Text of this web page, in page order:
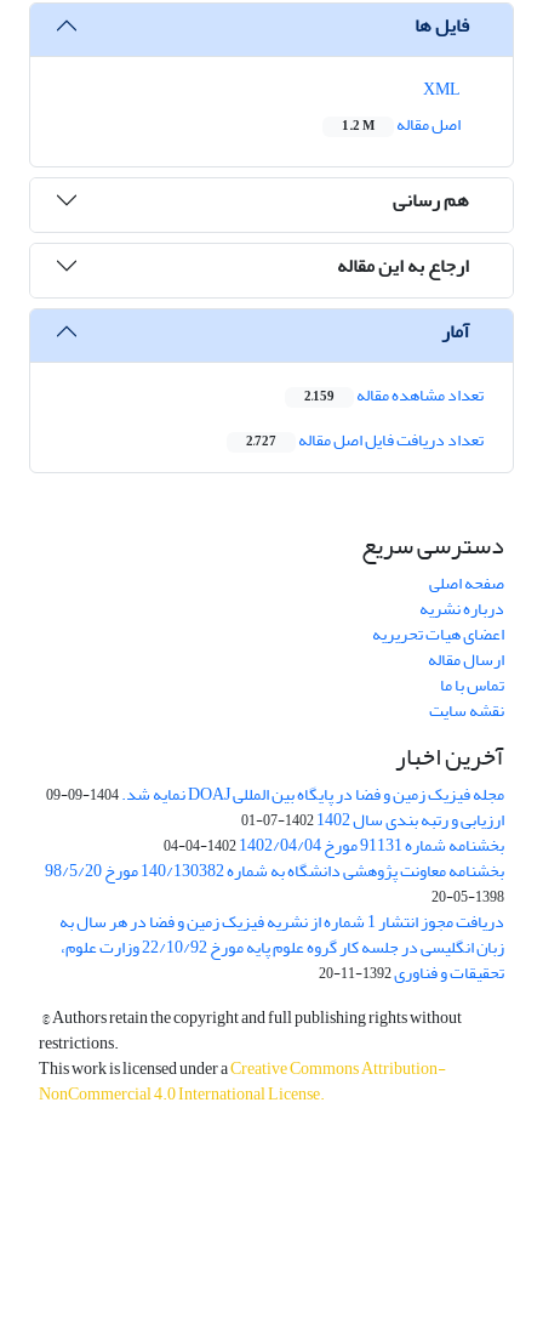
فایل ها
اصل مقاله
1.2 M
هم رسانی
ارجاع به این مقاله
آمار
تعداد مشاهده مقاله 2,159
تعداد دریافت فایل اصل مقاله 2,727
دسترسی سریع
صفحه اصلی
درباره نشریه
اعضای هیات تحریریه
ارسال مقاله
تماس با ما
نقشه سایت
آخرین اخبار
مجله فیزیک زمین و فضا در پایگاه بین المللی DOAJ نمایه شد. 1404-09-09
ارزیابی و رتبه بندی سال 1402 1402-07-01
بخشنامه شماره 91131 مورخ 1402/04/04 1402-04-04
بخشنامه معاونت پژوهشی دانشگاه به شماره 140/130382 مورخ 98/5/20
1398-05-20
دریافت مجوز انتشار 1 شماره از نشریه فیزیک زمین و فضا در هر سال به
زبان انگلیسی در جلسه کار گروه علوم پایه مورخ 22/10/92 وزارت علوم،
تحقیقات و فناوری1392-11-20
© Authors retain the copyright and full publishing rights without
restrictions.
This work is licensed under aCreative Commons Attribution-
NonCommercial 4.0 International License.